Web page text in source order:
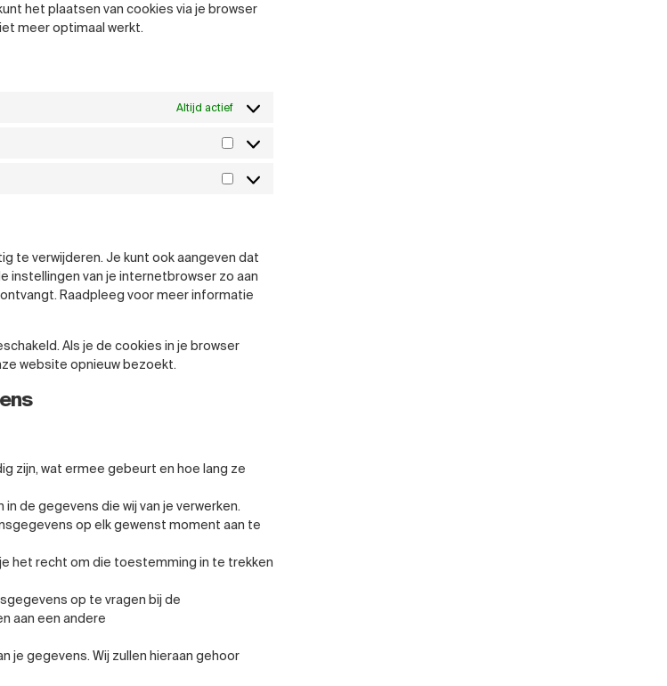
het plaatsen van cookies via je browser
meer optimaal werkt.
Altijd actief
te verwijderen. Je kunt ook aangeven dat
instellingen van je internetbrowser zo aan
Raadpleeg voor meer informatie
Als je de cookies in je browser
website opnieuw bezoekt.
zijn, wat ermee gebeurt en hoe lang ze
de gegevens die wij van je verwerken.
op elk gewenst moment aan te
het recht om die toestemming in te trekken
op te vragen bij de
aan een andere
je gegevens. Wij zullen hieraan gehoor